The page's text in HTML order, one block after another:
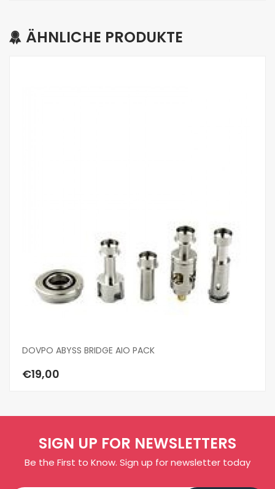
ÄHNLICHE PRODUKTE
DOVPO ABYSS BRIDGE AIO PACK
€19,00
SIGN UP FOR NEWSLETTERS
Be the First to Know. Sign up for newsletter today